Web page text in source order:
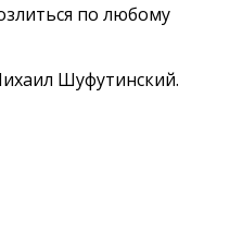
по любому
Шуфутинский.